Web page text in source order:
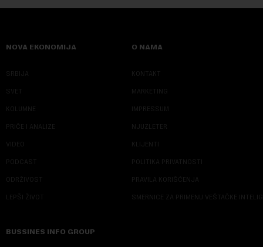
NOVA EKONOMIJA
SRBIJA
SVET
KOLUMNE
PRIČE I ANALIZE
VIDEO
PODCAST
ODRŽIVOST
LEPŠI ŽIVOT
O NAMA
KONTAKT
MARKETING
IMPRESSUM
NJUZLETER
KLIJENTI
POLITIKA PRIVATNOSTI
PRAVILA KORIŠĆENJA
SMERNICE ZA PRIMENU VEŠTAČKE
BUSSINES INFO GROUP